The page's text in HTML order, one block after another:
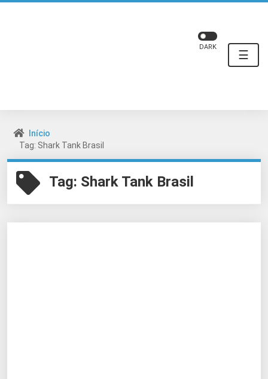
☰
DARK
Início
Tag: Shark Tank Brasil
Tag: Shark Tank Brasil